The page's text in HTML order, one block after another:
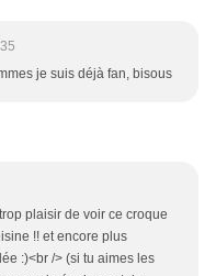
je suis déjà fan, bisous
plaisir de voir ce croque
!! et encore plus
:)<br /> (si tu aimes les